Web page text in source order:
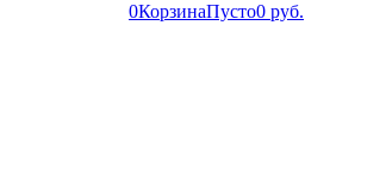
0КорзинаПусто0 руб.